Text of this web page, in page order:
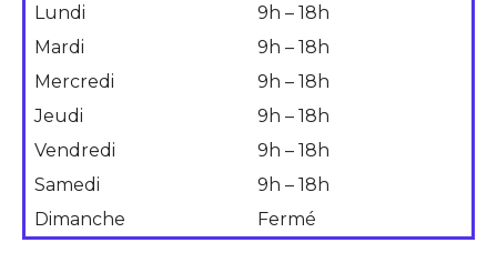
Lundi
9h – 18h
Mardi
9h – 18h
Mercredi
9h – 18h
Jeudi
9h – 18h
Vendredi
9h – 18h
Samedi
9h – 18h
Dimanche
Fermé